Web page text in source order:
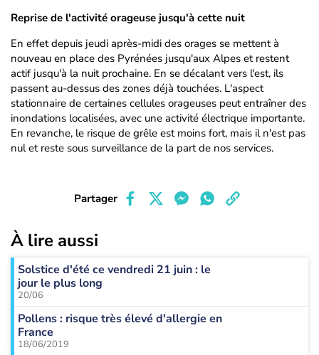
Reprise de l'activité orageuse jusqu'à cette nuit
En effet depuis jeudi après-midi des orages se mettent à
nouveau en place des Pyrénées jusqu'aux Alpes et restent
actif jusqu'à la nuit prochaine. En se décalant vers l'est, ils
passent au-dessus des zones déjà touchées. L'aspect
stationnaire de certaines cellules orageuses peut entraîner des
inondations localisées, avec une activité électrique importante.
En revanche, le risque de grêle est moins fort, mais il n'est pas
nul et reste sous surveillance de la part de nos services.
Partager
À lire aussi
Solstice d'été ce vendredi 21 juin : le
jour le plus long
20/06
Pollens : risque très élevé d'allergie en
France
18/06/2019